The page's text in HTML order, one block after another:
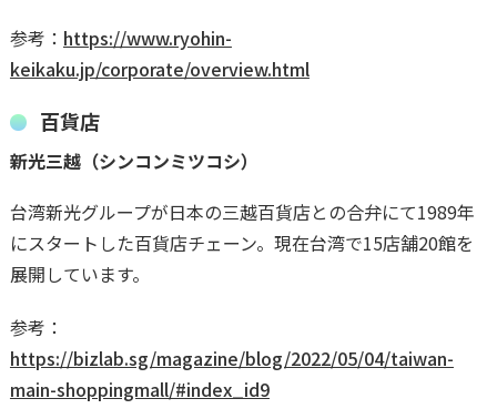
参考： https://www.ryohin-
keikaku.jp/corporate/overview.html
百貨店
新光三越（シンコンミツコシ）
台湾新光グループが日本の三越百貨店との合弁にて1989年
にスタートした百貨店チェーン。現在台湾で15店舗20館を
展開しています。
参考：
https://bizlab.sg/magazine/blog/2022/05/04/taiwan-
main-shoppingmall/#index_id9